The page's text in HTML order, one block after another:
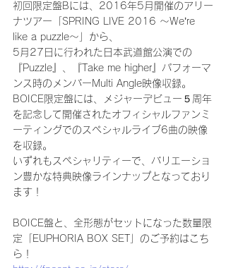
初回限定盤Bには、2016年5月開催のアリー
ナツアー「SPRING LIVE 2016 ～We’re
like a puzzle～」から、
5月27日に行われた日本武道館公演での
『Puzzle』、『Take me higher』パフォーマ
ンス時のメンバーMulti Angle映像収録。
BOICE限定盤には、メジャーデビュー５周年
を記念して開催されたオフィシャルファンミ
ーティングでのスペシャルライブ6曲の映像
を収録。
いずれもスペシャリティーで、バリエーショ
ン豊かな特典映像ラインナップとなっており
ます！
BOICE盤と、全形態がセットになった数量限
定「EUPHORIA BOX SET」のご予約はこち
ら！